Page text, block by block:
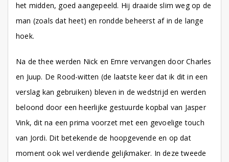
het midden, goed aangepeeld. Hij draaide slim weg op de
man (zoals dat heet) en rondde beheerst af in de lange
hoek.
Na de thee werden Nick en Emre vervangen door Charles
en Juup. De Rood-witten (de laatste keer dat ik dit in een
verslag kan gebruiken) bleven in de wedstrijd en werden
beloond door een heerlijke gestuurde kopbal van Jasper
Vink, dit na een prima voorzet met een gevoelige touch
van Jordi. Dit betekende de hoopgevende en op dat
moment ook wel verdiende gelijkmaker. In deze tweede